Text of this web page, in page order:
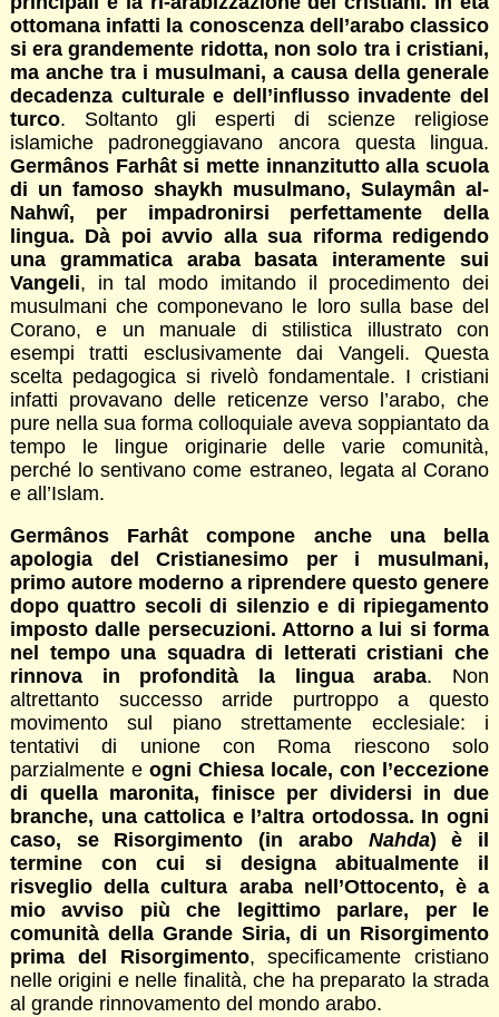
ottomana infatti la conoscenza dell’arabo classico
si era grandemente ridotta, non solo tra i cristiani,
ma anche tra i musulmani, a causa della generale
decadenza culturale e dell’influsso invadente del
turco. Soltanto gli esperti di scienze religiose
islamiche padroneggiavano ancora questa lingua.
Germânos Farhât si mette innanzitutto alla scuola
di un famoso shaykh musulmano, Sulaymân al-
Nahwî, per impadronirsi perfettamente della
lingua. Dà poi avvio alla sua riforma redigendo
una grammatica araba basata interamente sui
Vangeli, in tal modo imitando il procedimento dei
musulmani che componevano le loro sulla base del
Corano, e un manuale di stilistica illustrato con
esempi tratti esclusivamente dai Vangeli. Questa
scelta pedagogica si rivelò fondamentale. I cristiani
infatti provavano delle reticenze verso l’arabo, che
pure nella sua forma colloquiale aveva soppiantato da
tempo le lingue originarie delle varie comunità,
perché lo sentivano come estraneo, legata al Corano
e all’Islam.
Germânos Farhât compone anche una bella
apologia del Cristianesimo per i musulmani,
primo autore moderno a riprendere questo genere
dopo quattro secoli di silenzio e di ripiegamento
imposto dalle persecuzioni. Attorno a lui si forma
nel tempo una squadra di letterati cristiani che
rinnova in profondità la lingua araba. Non
altrettanto successo arride purtroppo a questo
movimento sul piano strettamente ecclesiale: i
tentativi di unione con Roma riescono solo
parzialmente e ogni Chiesa locale, con l’eccezione
di quella maronita, finisce per dividersi in due
branche, una cattolica e l’altra ortodossa. In ogni
caso, se Risorgimento (in arabo Nahda) è il
termine con cui si designa abitualmente il
risveglio della cultura araba nell’Ottocento, è a
mio avviso più che legittimo parlare, per le
comunità della Grande Siria, di un Risorgimento
prima del Risorgimento, specificamente cristiano
nelle origini e nelle finalità, che ha preparato la strada
al grande rinnovamento del mondo arabo.